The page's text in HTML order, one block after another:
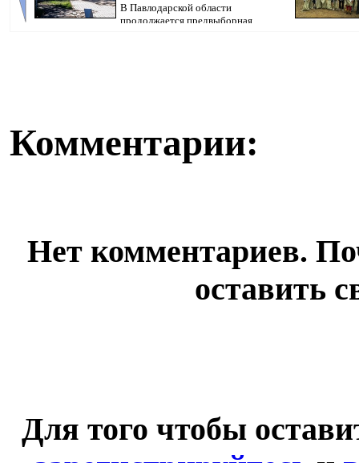
В Павлодарской области
продолжается предвыборная
Комментарии:
Нет комментариев.
оставить
Для того чтобы